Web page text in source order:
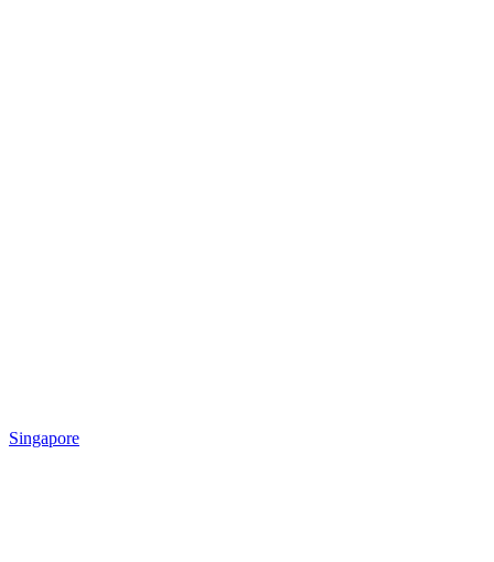
Singapore